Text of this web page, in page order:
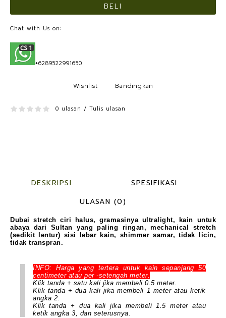
BELI
Chat with Us on:
+6289522991650
Wishlist Bandingkan
0 ulasan / Tulis ulasan
DESKRIPSI
SPESIFIKASI
ULASAN (0)
Dubai stretch ciri halus, gramasinya ultralight, kain untuk
abaya dari Sultan yang paling ringan, mechanical stretch
(sedikit lentur) sisi lebar kain, shimmer samar, tidak licin,
tidak transpran.
INFO: Harga yang tertera untuk kain sepanjang 50
centimeter atau per -setengah meter.
Klik tanda + satu kali jika membeli 0.5 meter.
Klik tanda + dua kali jika membeli 1 meter atau ketik
angka 2.
Klik tanda + dua kali jika membeli 1.5 meter atau
ketik angka 3, dan seterusnya.